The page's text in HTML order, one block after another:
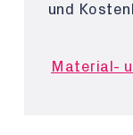
und
Material-